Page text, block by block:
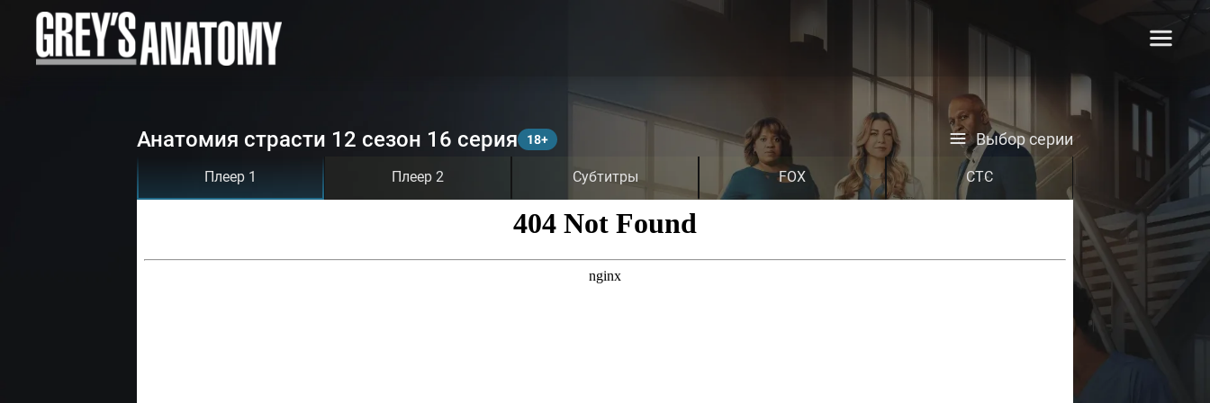
Анатомия страсти 12 сезон 16 серия Выбор серии
Плеер 1 Плеер 2 Субтитры FOX СТС